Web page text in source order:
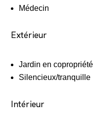
Médecin
Extérieur
Jardin en copropriété
Silencieux/tranquille
Intérieur